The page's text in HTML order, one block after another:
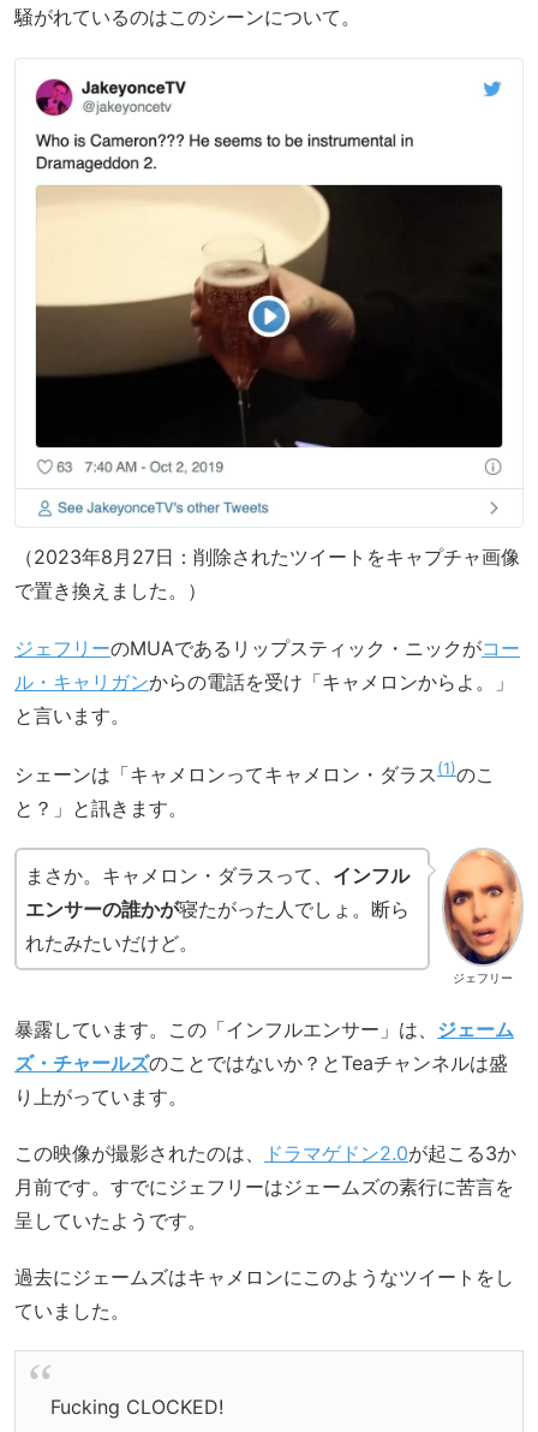
騒がれているのはこのシーンについて。
（2023年8月27日：削除されたツイートをキャプチャ画像
で置き換えました。）
ジェフリーのMUAであるリップスティック・ニックがコー
ル・キャリガンからの電話を受け「キャメロンからよ。」
と言います。
シェーンは「キャメロンってキャメロン・ダラス 1 のこ
と？」と訊きます。
ジェフリー
まさか。キャメロン・ダラスって、 インフル
エンサーの誰かが寝たがった人でしょ。断ら
れたみたいだけど。
暴露しています。この「インフルエンサー」は、 ジェーム
ズ・チャールズのことではないか？とTeaチャンネルは盛
り上がっています。
この映像が撮影されたのは、 ドラマゲドン2.0が起こる3か
月前です。すでにジェフリーはジェームズの素行に苦言を
呈していたようです。
過去にジェームズはキャメロンにこのようなツイートをし
ていました。
Fucking CLOCKED!